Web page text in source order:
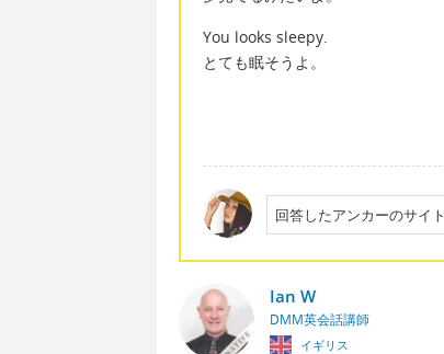
You looks sleepy.
とても眠そうよ。
回答したアンカーのサイト
Ian W
DMM英会話講師
イギリス